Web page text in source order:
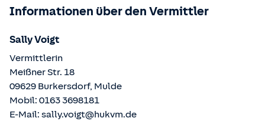
Informationen über den Vermittler
Sally Voigt
Vermittlerin
Meißner Str. 18
09629 Burkersdorf, Mulde
Mobil: 0163 3698181
E-Mail: sally.voigt@hukvm.de